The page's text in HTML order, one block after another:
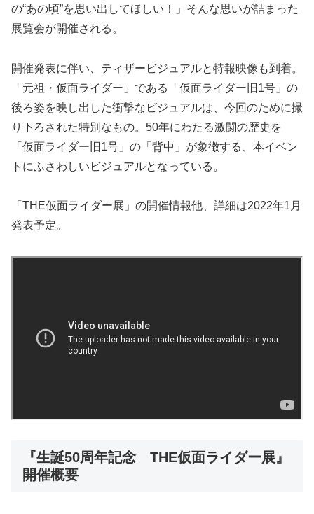
の“あの頃”を思い出してほしい！」そんな思いが詰まった
展覧会が開催される。
開催発表に伴い、ティザービジュアルと特報映像も到着。
「元祖・仮面ライダー」である「仮面ライダー旧1号」の
後ろ姿を映し出した衝撃なビジュアルは、今回のために撮
り下ろされた特別なもの。50年にわたる激闘の歴史を
「仮面ライダー旧1号」の「背中」が象徴する、本イベン
トにふさわしいビジュアルとなっている。
「THE仮面ライダー展」の開催情報他、詳細は2022年1月
発表予定。
『生誕50周年記念 THE仮面ライダー展』
開催概要